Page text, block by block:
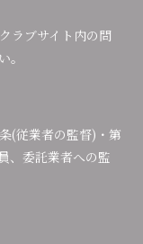
ラブサイト内の問
。
(従業者の監督)・第
、委託業者への監